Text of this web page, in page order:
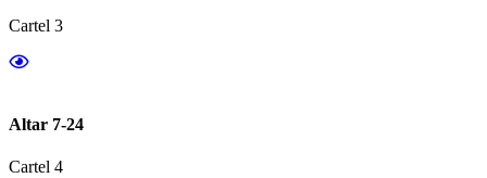
Cartel 3
Altar 7-24
Cartel 4